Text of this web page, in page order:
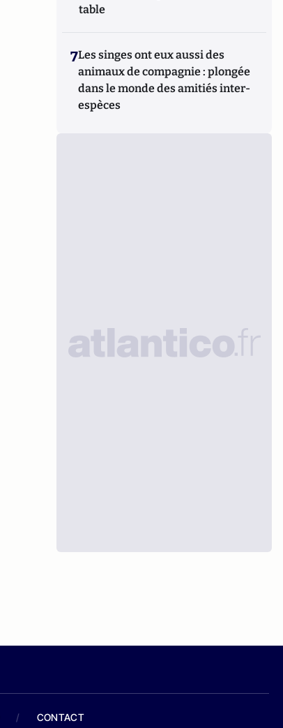
table
7Les singes ont eux aussi des
animaux de compagnie : plongée
dans le monde des amitiés inter-
espèces
/ CONTACT